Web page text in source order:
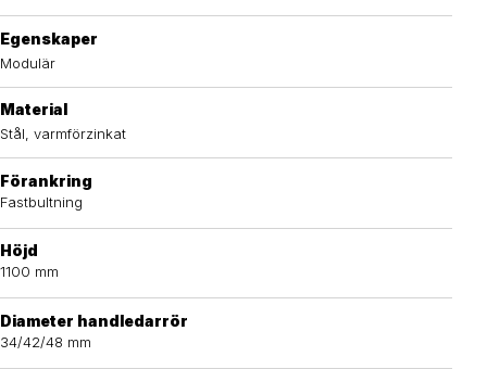
Egenskaper
Modulär
Material
Stål, varmförzinkat
Förankring
Fastbultning
Höjd
1100 mm
Diameter handledarrör
34/42/48 mm